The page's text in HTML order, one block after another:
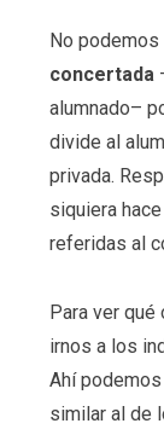
No podemos
concertada
alumnado–
divide al
privada.
siquiera
referidas al
Para ver
irnos a los
Ahí
similar al de